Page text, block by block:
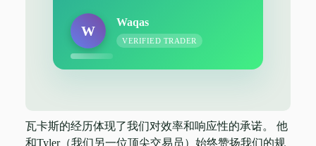
W
Waqas
VERIFIED TRADER
瓦卡斯的经历体现了我们对效率和响应性的承诺。 他
和Tyler（我们另一位顶尖交易员）始终赞扬我们的规